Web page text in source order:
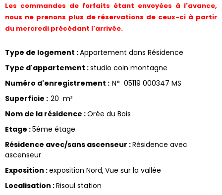
Les commandes de forfaits étant envoyées à l'avance,
nous ne prenons plus de réservations de ceux-ci à partir
du mercredi précédant l'arrivée.
Type de logement :Appartement dans Résidence
Type d'appartement :studio coin montagne
Numéro d'enregistrement : N° 05119 000347 MS
Superficie : 20 m²
Nom de la résidence :Orée du Bois
Etage :5éme étage
Résidence avec/sans ascenseur :Résidence avec
ascenseur
Exposition :exposition Nord Vue sur la vallée
Localisation :Risoul station